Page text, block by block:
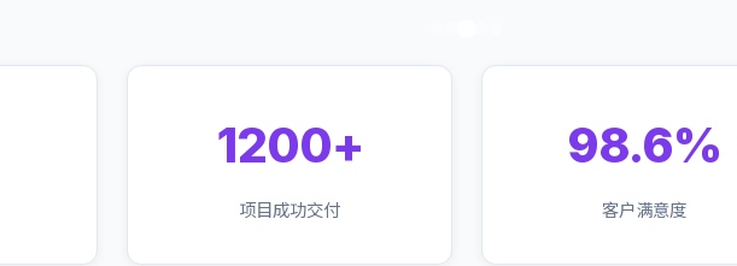
1200+
项目成功交付
98.6%
客户满意度